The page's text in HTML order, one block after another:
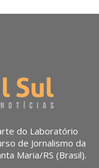
do Laboratório
de Jornalismo da
Maria/RS (Brasil).